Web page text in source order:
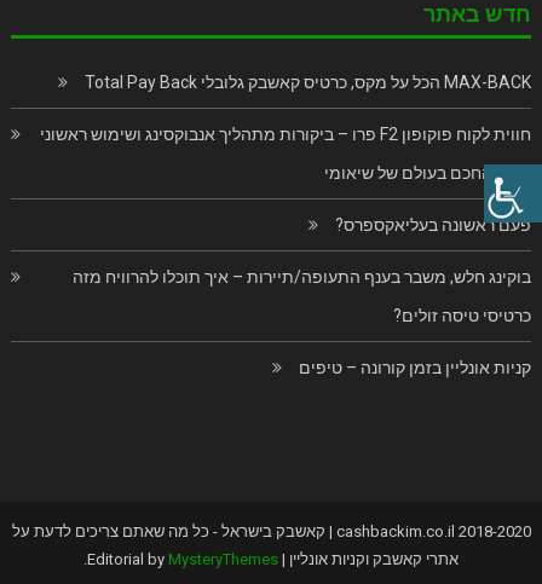
חדש באתר
MAX-BACK הכל על מקס, כרטיס קאשבק גלובלי Total Pay Back
חווית לקוח פוקופון F2 פרו – ביקורות מתהליך אנבוקסינג ושימוש ראשוני
בנייד החכם בעולם של שיאומי
פעם ראשונה בעליאקספרס?
בוקינג חלש, משבר בענף התעופה/תיירות – איך תוכלו להרוויח מזה
כרטיסי טיסה זולים?
קניות אונליין בזמן קורונה – טיפים
2018-2020 cashbackim.co.il | קאשבק בישראל - כל מה שאתם צריכים לדעת על
אתרי קאשבק וקניות אונליין |
Editorial by MysteryThemes
.